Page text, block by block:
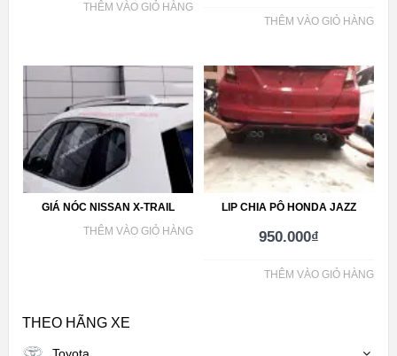
THÊM VÀO GIỎ HÀNG
THÊM VÀO GIỎ HÀNG
GIÁ NÓC NISSAN X-TRAIL
THÊM VÀO GIỎ HÀNG
LIP CHIA PÔ HONDA JAZZ
950.000₫
THÊM VÀO GIỎ HÀNG
THEO HÃNG XE
Toyota